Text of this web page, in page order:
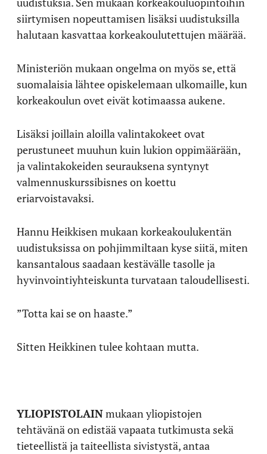
siirtymisen nopeuttamisen lisäksi uudistuksilla
halutaan kasvattaa korkeakoulutettujen määrää.
Ministeriön mukaan ongelma on myös se, että
suomalaisia lähtee opiskelemaan ulkomaille, kun
korkeakoulun ovet eivät kotimaassa aukene.
Lisäksi joillain aloilla valintakokeet ovat
perustuneet muuhun kuin lukion oppimäärään,
ja valintakokeiden seurauksena syntynyt
valmennuskurssibisnes on koettu
eriarvoistavaksi.
Hannu Heikkisen mukaan korkeakoulukentän
uudistuksissa on pohjimmiltaan kyse siitä, miten
kansantalous saadaan kestävälle tasolle ja
hyvinvointiyhteiskunta turvataan taloudellisesti.
”Totta kai se on haaste.”
Sitten Heikkinen tulee kohtaan mutta.
YLIOPISTOLAINmukaan yliopistojen
tehtävänä on edistää vapaata tutkimusta sekä
tieteellistä ja taiteellista sivistystä, antaa